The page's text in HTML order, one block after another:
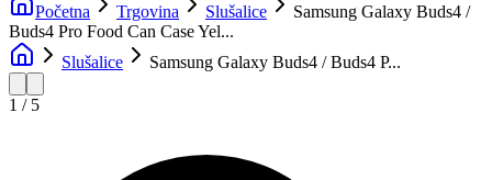
Početna Trgovina Slušalice
Samsung Galaxy Buds4 /
Buds4 Pro Food Can Case Yel...
Slušalice
Samsung Galaxy Buds4 / Buds4 P...
1 / 5